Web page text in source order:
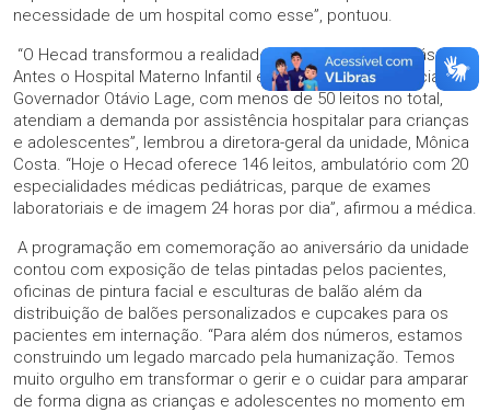
necessidade de um hospital como esse”, pontuou.
“O Hecad transformou a realidade da pediatria em Goiás.
Antes o Hospital Materno Infantil e o Hospital de Urgências
Governador Otávio Lage, com menos de 50 leitos no total,
atendiam a demanda por assistência hospitalar para crianças
e adolescentes”, lembrou a diretora-geral da unidade, Mônica
Costa. “Hoje o Hecad oferece 146 leitos, ambulatório com 20
especialidades médicas pediátricas, parque de exames
laboratoriais e de imagem 24 horas por dia”, afirmou a médica.
A programação em comemoração ao aniversário da unidade
contou com exposição de telas pintadas pelos pacientes,
oficinas de pintura facial e esculturas de balão além da
distribuição de balões personalizados e cupcakes para os
pacientes em internação. “Para além dos números, estamos
construindo um legado marcado pela humanização. Temos
muito orgulho em transformar o gerir e o cuidar para amparar
de forma digna as crianças e adolescentes no momento em